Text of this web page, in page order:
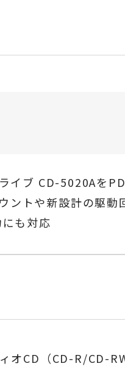
イブ CD-5020Aを
ントや新設計の駆動
も対応
オCD（CD-R/CD-